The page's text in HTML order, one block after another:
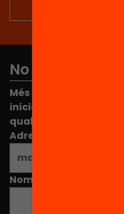
No et perdis res
Més de 40.000
iniciatives, propostes
qualitat de l'educació
Adreça electrònica
Nom